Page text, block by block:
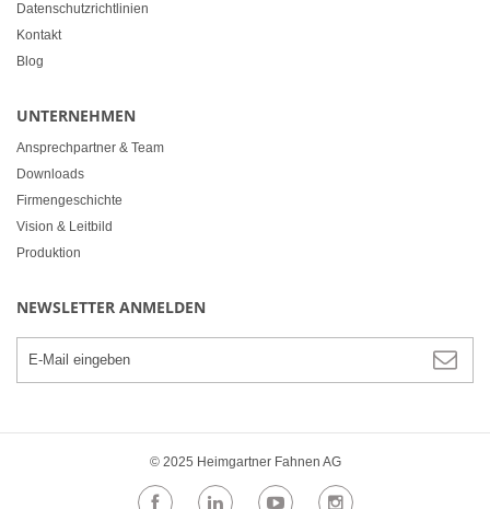
Datenschutzrichtlinien
Kontakt
Blog
UNTERNEHMEN
Ansprechpartner & Team
Downloads
Firmengeschichte
Vision & Leitbild
Produktion
NEWSLETTER ANMELDEN
© 2025 Heimgartner Fahnen AG